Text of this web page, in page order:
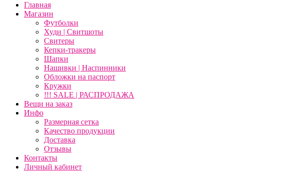
Главная
Магазин
Футболки
Худи | Свитшоты
Свитеры
Кепки-тракеры
Шапки
Нашивки | Наспинники
Обложки на паспорт
Кружки
!!! SALE | РАСПРОДАЖА
Вещи на заказ
Инфо
Размерная сетка
Качество продукции
Доставка
Отзывы
Контакты
Личный кабинет